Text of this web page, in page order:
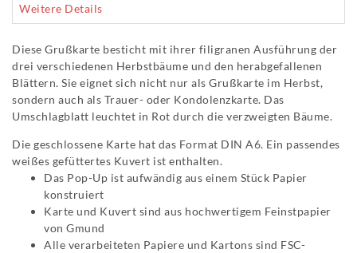
Weitere Details
Diese Grußkarte besticht mit ihrer filigranen Ausführung der
drei verschiedenen Herbstbäume und den herabgefallenen
Blättern. Sie eignet sich nicht nur als Grußkarte im Herbst,
sondern auch als Trauer- oder Kondolenzkarte. Das
Umschlagblatt leuchtet in Rot durch die verzweigten Bäume.
Die geschlossene Karte hat das Format DIN A6. Ein passendes
weißes gefüttertes Kuvert ist enthalten.
Das Pop-Up ist aufwändig aus einem Stück Papier
konstruiert
Karte und Kuvert sind aus hochwertigem Feinstpapier
von Gmund
Alle verarbeiteten Papiere und Kartons sind FSC-